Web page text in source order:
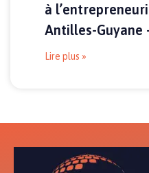
à
Antilles-Guyane
Lire plus »